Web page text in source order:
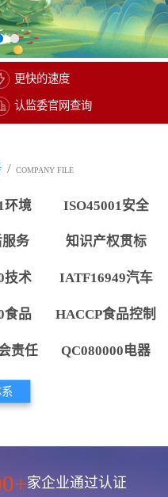
更快的速度
认监委官网查询
/ COMPANY FILE
环境 ISO45001安全
务 知识产权贯标
技术 IATF16949汽车
食品 HACCP食品控制
责任 QC080000电器
家企业通过认证